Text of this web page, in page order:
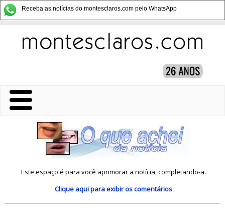
Receba as notícias do montesclaros.com pelo WhatsApp
Este espaço é para você aprimorar a notícia, completando-a.
Clique aquipara exibir os comentários